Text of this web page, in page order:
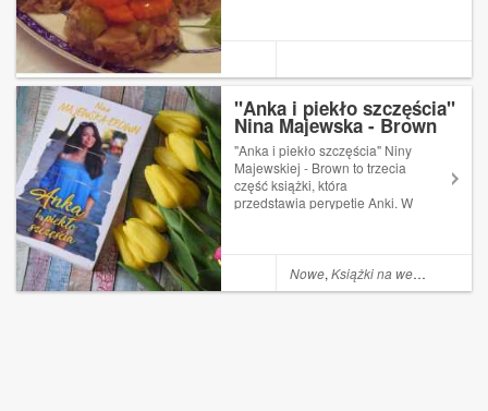
słodko. Początkowo był to po
"Anka i piekło szczęścia"
Nina Majewska - Brown
"Anka i piekło szczęścia" Niny
Majewskiej - Brown to trzecia
część książki, która
przedstawia perypetie Anki. W
znała tylko z ekranu
komputera. Jest nim tak
Nowe,Książki na weekend